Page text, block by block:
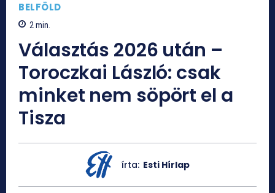
BELFÖLD
2 min.
Választás 2026 után –
Toroczkai László: csak
minket nem söpört el a
Tisza
írta: Esti Hírlap